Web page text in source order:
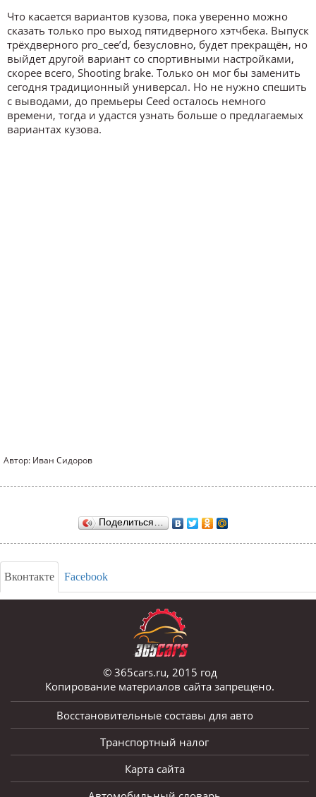
Что касается вариантов кузова, пока уверенно можно
сказать только про выход пятидверного хэтчбека. Выпуск
трёхдверного pro_cee’d, безусловно, будет прекращён, но
выйдет другой вариант со спортивными настройками,
скорее всего, Shooting brake. Только он мог бы заменить
сегодня традиционный универсал. Но не нужно спешить
с выводами, до премьеры Ceed осталось немного
времени, тогда и удастся узнать больше о предлагаемых
вариантах кузова.
Автор: Иван Сидоров
Поделиться…
Вконтакте Facebook
© 365cars.ru, 2015 год
Копирование материалов сайта запрещено.
Восстановительные составы для авто
Транспортный налог
Карта сайта